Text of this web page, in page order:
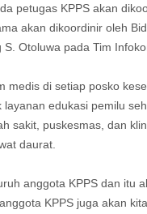
petugas KPPS akan
akan dikoordinir oleh
Otoluwa pada Tim
medis di setiap posko
edukasi pemilu
sakit, puskesmas, dan
daurat.
anggota KPPS dan itu
KPPS juga akan